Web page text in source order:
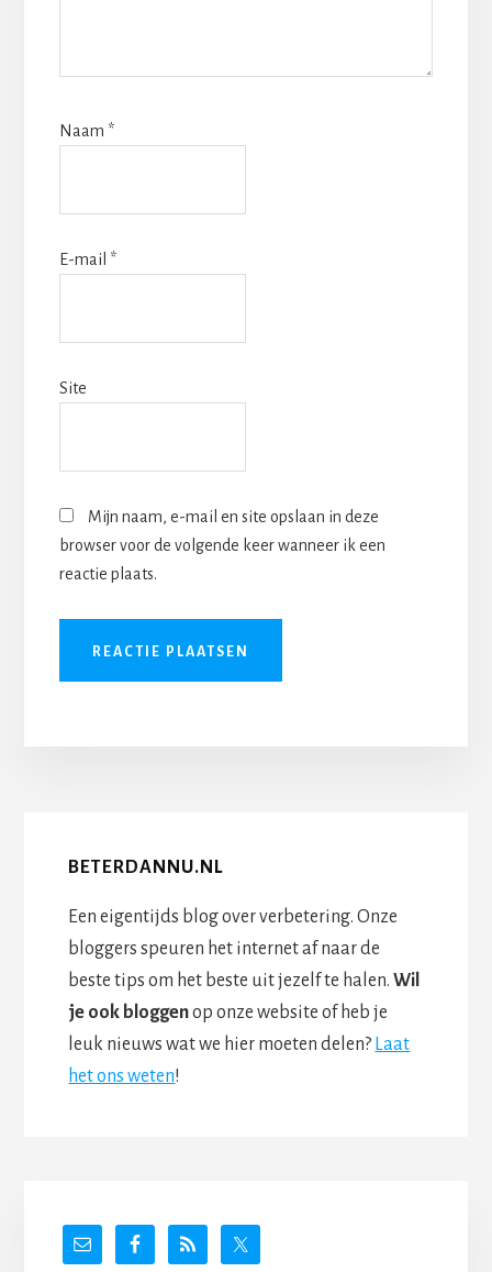
Naam *
E-mail *
Site
Mijn naam, e-mail en site opslaan in deze
browser voor de volgende keer wanneer ik een
reactie plaats.
BETERDANNU.NL
Een eigentijds blog over verbetering. Onze
bloggers speuren het internet af naar de
beste tips om het beste uit jezelf te halen.Wil
je ook bloggenop onze website of heb je
leuk nieuws wat we hier moeten delen? Laat
het ons weten!